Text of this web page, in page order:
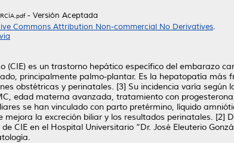
- Versión Aceptada
Commons Attribution Non-commercial No Derivatives.
(CIE) es un trastorno hepático específico del embarazo
principalmente palmo-plantar. Es la hepatopatía
obstétricas y perinatales. [3] Su incidencia varía
edad materna avanzada, tratamiento con
se han vinculado con parto pretérmino, líquido
mejora la excreción biliar y los resultados perinatales.
CIE en el Hospital Universitario “Dr. José Eleuterio